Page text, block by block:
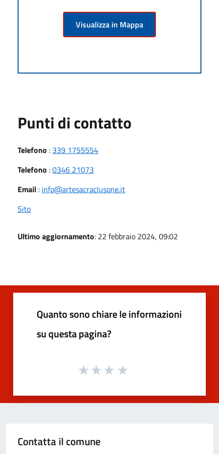
Visualizza in Mappa
Punti di contatto
Telefono : 339 1755554
Telefono :0346 21073
Email : info@artesacraclusone.it
Sito
Ultimo aggiornamento: 22 febbraio 2024, 09:02
Quanto sono chiare le informazioni
su questa pagina?
Contatta il comune